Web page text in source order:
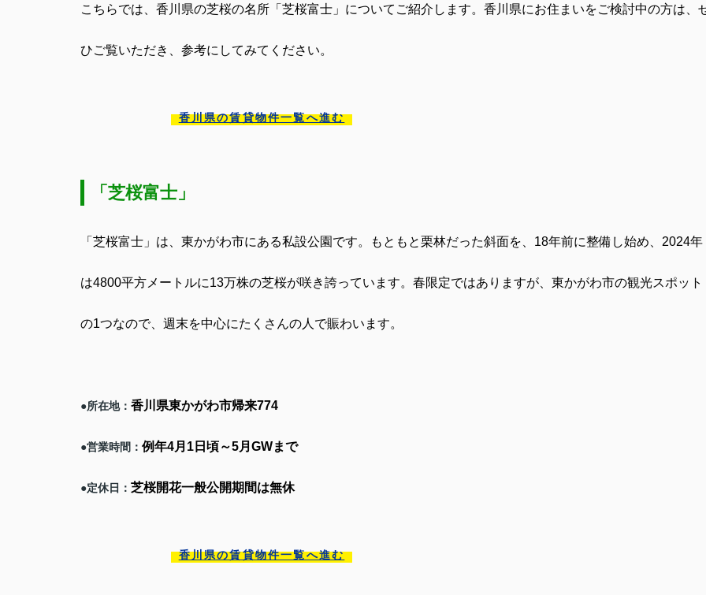
こちらでは、香川県の芝桜の名所「芝桜富士」についてご紹介します。香川県にお住まいをご検討中の方は、
ひご覧いただき、参考にしてみてください。
香川県の賃貸物件一覧へ進む
「芝桜富士」
「芝桜富士」は、東かがわ市にある私設公園です。もともと栗林だった斜面を、 18年前に整備し始め、 2024年
は4800平方メートルに13万株の芝桜が咲き誇っています。春限定ではありますが、東かがわ市の観光スポット
の1つなので、週末を中心にたくさんの人で賑わいます。
●所在地： 香川県東かがわ市帰来774
●営業時間： 例年4月 1 日頃～5月 GWまで
●定休日： 芝桜開花一般公開期間は無休
香川県の賃貸物件一覧へ進む